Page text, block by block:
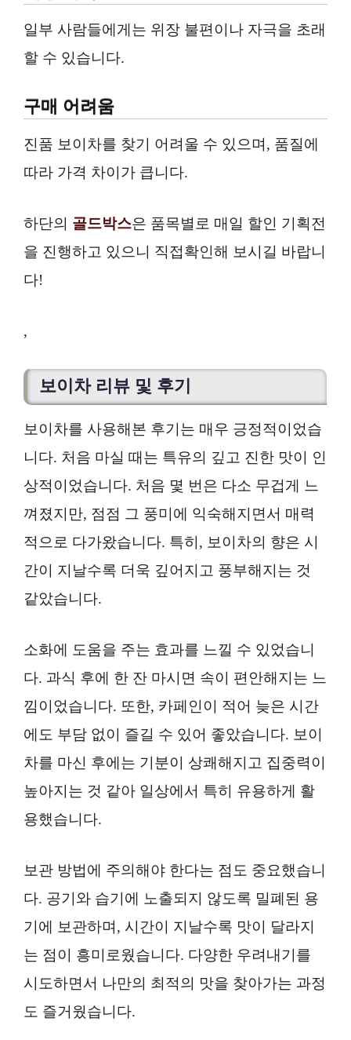
일부 사람들에게는 위장 불편이나 자극을 초래
할 수 있습니다.
구매 어려움
진품 보이차를 찾기 어려울 수 있으며, 품질에
따라 가격 차이가 큽니다.
하단의 골드박스은 품목별로 매일 할인 기획전
을 진행하고 있으니 직접확인해 보시길 바랍니
다!
,
보이차 리뷰 및 후기
보이차를 사용해본 후기는 매우 긍정적이었습
니다. 처음 마실 때는 특유의 깊고 진한 맛이 인
상적이었습니다. 처음 몇 번은 다소 무겁게 느
껴졌지만, 점점 그 풍미에 익숙해지면서 매력
적으로 다가왔습니다. 특히, 보이차의 향은 시
간이 지날수록 더욱 깊어지고 풍부해지는 것
같았습니다.
소화에 도움을 주는 효과를 느낄 수 있었습니
다. 과식 후에 한 잔 마시면 속이 편안해지는 느
낌이었습니다. 또한, 카페인이 적어 늦은 시간
에도 부담 없이 즐길 수 있어 좋았습니다. 보이
차를 마신 후에는 기분이 상쾌해지고 집중력이
높아지는 것 같아 일상에서 특히 유용하게 활
용했습니다.
보관 방법에 주의해야 한다는 점도 중요했습니
다. 공기와 습기에 노출되지 않도록 밀폐된 용
기에 보관하며, 시간이 지날수록 맛이 달라지
는 점이 흥미로웠습니다. 다양한 우려내기를
시도하면서 나만의 최적의 맛을 찾아가는 과정
도 즐거웠습니다.